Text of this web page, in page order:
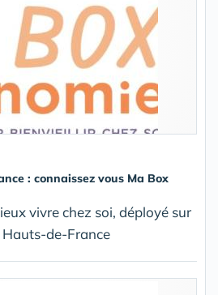
: connaissez vous Ma Box
vivre chez soi, déployé sur
de-France